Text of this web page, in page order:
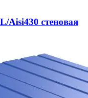
стеновая